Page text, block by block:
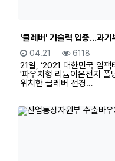
'클레버' 기술력 입증...과기
등록일
04.21 조회
6118
21일, ‘2021 대한민국 임팩
'파우치형 리듐이온전지 폴
위치한 클레버 전경…